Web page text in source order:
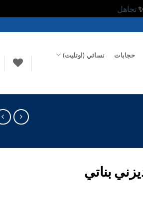
تجاهل
حجابات نسائي (اوتليت)
بناتي